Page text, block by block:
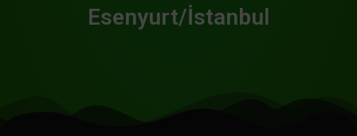
Esenyurt/İstanbul